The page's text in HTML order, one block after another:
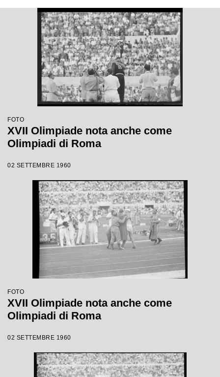
FOTO
XVII Olimpiade nota anche come
Olimpiadi di Roma
02 SETTEMBRE 1960
FOTO
XVII Olimpiade nota anche come
Olimpiadi di Roma
02 SETTEMBRE 1960